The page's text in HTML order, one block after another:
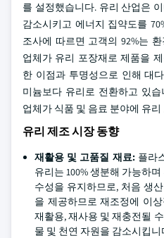
를 설정했습니다. 유리 산업은
감소시키고 에너지 집약도를
조사에 따르면 고객의 92%는
업체가 유리 포장재로 제품을
한 이점과 투명성으로 인해 대
미늄보다 유리로 전환하고 있
업체가 식품 및 음료 분야에 유
유리 제조 시장 동향
재활용 및 고품질 재료: 플라
유리는 100% 생분해 가능하
수성을 유지하므로, 처음 생
을 제공하므로 재조정에 이
재활용, 재사용 및 재충전될
물 및 천연 자원을 감소시킵니